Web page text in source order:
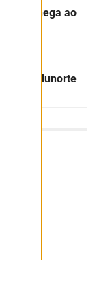
chega ao
Alunorte